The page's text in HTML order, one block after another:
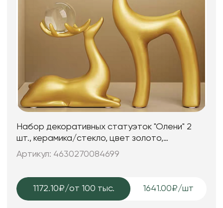
Набор декоративных статуэток "Олени" 2
шт., керамика/стекло, цвет золото,
12,5*5,5*24; 15,5*5,5*16,5 см.
Артикул: 4630270084699
1172.10₽/от 100 тыс. 1641.00₽/шт